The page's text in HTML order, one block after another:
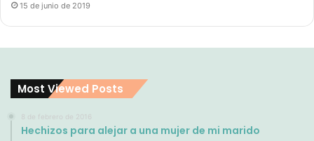
15 de junio de 2019
Most Viewed Posts
8 de febrero de 2016
Hechizos para alejar a una mujer de mi marido